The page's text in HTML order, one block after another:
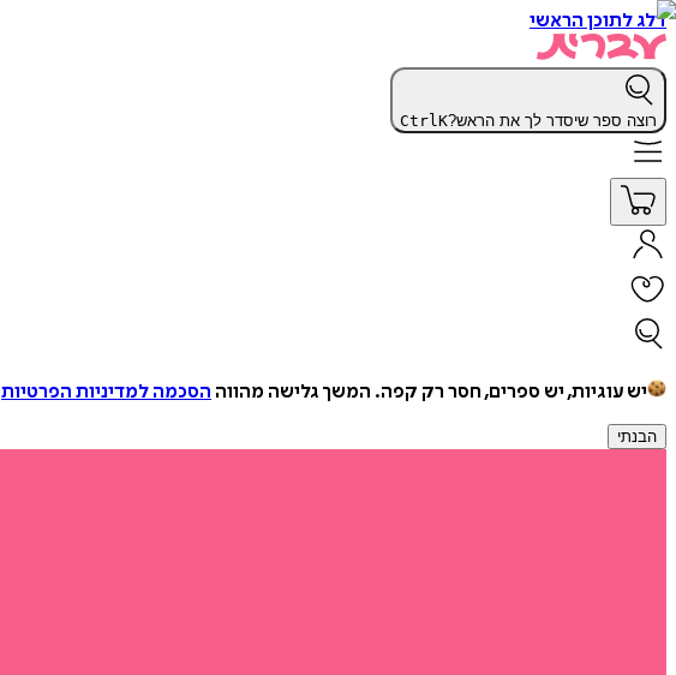
דלג לתוכן הראשי
רוצה ספר שיסדר לך את הראש? CtrlK
יש עוגיות, יש ספרים, חסר רק קפה. המשך גלישה מהווה הסכמה למדיניות הפרטיות
הבנתי